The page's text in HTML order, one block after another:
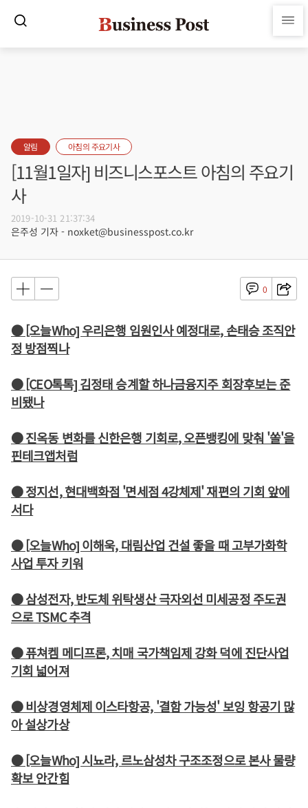
알림 아침의 주요기사
[11월1일자] 비즈니스포스트 아침의 주요기
사
2019-10-31 21:37:34
은주성 기자 - noxket@businesspost.co.kr
0
● [오늘Who] 우리은행 임원인사 예정대로, 손태승 조직안
정 방점찍나
● [CEO톡톡] 김정태 승계할 하나금융지주 회장후보는 준
비됐나
● 진옥동 변화를 신한은행 기회로, 오픈뱅킹에 맞춰 '쏠'을
핀테크앱처럼
● 정지선, 현대백화점 '면세점 4강체제' 재편의 기회 앞에
서다
● [오늘Who] 이해욱, 대림산업 건설 좋을 때 고부가화학
사업 투자 키워
● 삼성전자, 반도체 위탁생산 극자외선 미세공정 주도권
으로 TSMC 추격
● 퓨쳐켐 메디프론, 치매 국가책임제 강화 덕에 진단사업
기회 넓어져
● 비상경영체제 이스타항공, '결함 가능성' 보잉 항공기 많
아 설상가상
● [오늘Who] 시뇨라, 르노삼성차 구조조정으로 본사 물량
확보 안간힘